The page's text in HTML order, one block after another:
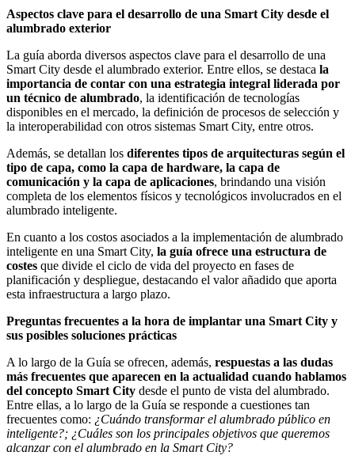
Aspectos clave para el desarrollo de una Smart City desde el
alumbrado exterior
La guía aborda diversos aspectos clave para el desarrollo de una
Smart City desde el alumbrado exterior. Entre ellos, se destaca la
importancia de contar con una estrategia integral liderada por
un técnico de alumbrado, la identificación de tecnologías
disponibles en el mercado, la definición de procesos de selección y
la interoperabilidad con otros sistemas Smart City, entre otros.
Además, se detallan los diferentes tipos de arquitecturas según el
tipo de capa, como la capa de hardware, la capa de
comunicación y la capa de aplicaciones, brindando una visión
completa de los elementos físicos y tecnológicos involucrados en el
alumbrado inteligente.
En cuanto a los costos asociados a la implementación de alumbrado
inteligente en una Smart City, la guía ofrece una estructura de
costes que divide el ciclo de vida del proyecto en fases de
planificación y despliegue, destacando el valor añadido que aporta
esta infraestructura a largo plazo.
Preguntas frecuentes a la hora de implantar una Smart City y
sus posibles soluciones prácticas
A lo largo de la Guía se ofrecen, además, respuestas a las dudas
más frecuentes que aparecen en la actualidad cuando hablamos
del concepto Smart City desde el punto de vista del alumbrado.
Entre ellas, a lo largo de la Guía se responde a cuestiones tan
frecuentes como: ¿Cuándo transformar el alumbrado público en
inteligente?; ¿Cuáles son los principales objetivos que queremos
alcanzar con el alumbrado en la Smart City?